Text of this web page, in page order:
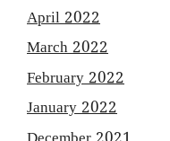
April 2022
March 2022
February 2022
January 2022